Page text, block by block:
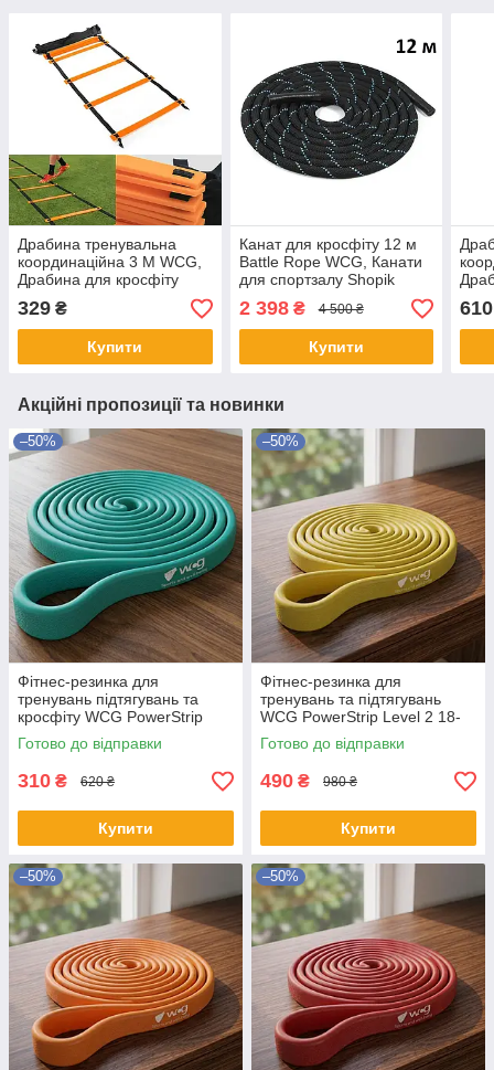
Драбина тренувальна
координаційна 3 М WCG,
Драбина для кросфіту
Shopik
329 ₴
Купити
Канат для кросфіту 12 м
Battle Rope WCG, Канати
для спортзалу Shopik
2 398₴ 4 500 ₴
Купити
610
Акційні пропозиції та новинки
–50%
Фітнес-резинка для
тренувань підтягувань та
кросфіту WCG PowerStrip
Level 1 7-13 кг Гумовий
еспандер для дому та
спортзалу
Готово до відправки
310 ₴ 620 ₴
Купити
–50%
Фітнес-резинка для
тренувань та підтягувань
WCG PowerStrip Level 2 18-
31 кг Гумовий еспандер для
паверліфтингу та кросфіту
вдома
Готово до відправки
490 ₴ 980 ₴
Купити
–50% –50%